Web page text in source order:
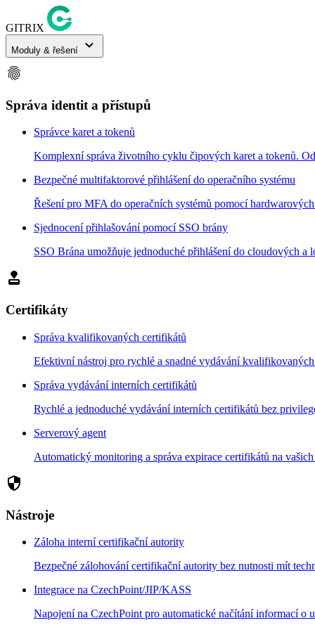
GITRIX
Moduly & řešení
expand_more
fingerprint
Správa identit a přístupů
Správce karet a tokenů
Komplexní správa životního cyklu čipových karet a tokenů.
Bezpečné multifaktorové přihlášení do operačního systému
Řešení pro MFA do operačních systémů pomocí
Sjednocení přihlašování pomocí SSO brány
SSO Brána umožňuje jednoduché přihlášení do cloudových
approval
Certifikáty
Správa kvalifikovaných certifikátů
Efektivní nástroj pro rychlé a snadné vydávání
Správa vydávání interních certifikátů
Rychlé a jednoduché vydávání interních certifikátů bez
Serverový agent
Automatický monitoring a správa expirace certifikátů na
security
Nástroje
Záloha interní certifikační autority
Bezpečné zálohování certifikační autority bez nutnosti mít
Integrace na CzechPoint/JIP/KASS
Napojení na CzechPoint pro automatické načítání informací